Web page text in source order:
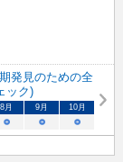
発見のための全
ック)
8月 9月 10月
○ ○ ○